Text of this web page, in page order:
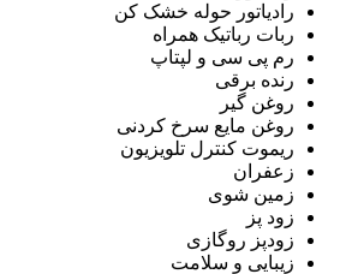
رادیاتور حوله خشک کن
ربات رباتیک همراه
رم پی سی و لپتاپ
رنده برقی
روغن گیر
روغن مایع سرخ کردنی
ریموت کنترل تلویزیون
زعفران
زمین شوی
زود پز
زودپز روگازی
زیبایی و سلامت